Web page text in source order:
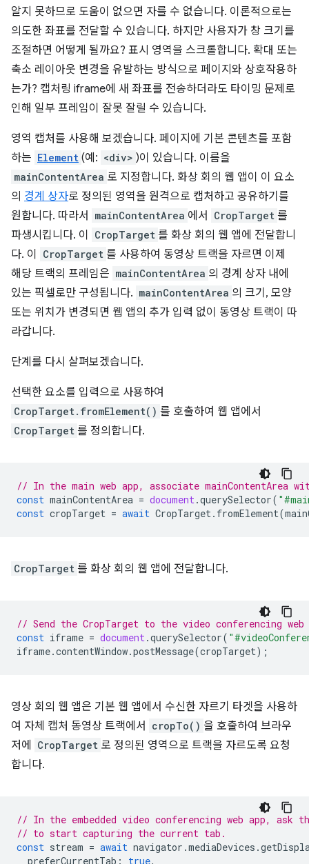
알지 못하므로 도움이 없으면 자를 수 없습니다. 이론적으로는
의도한 좌표를 전달할 수 있습니다. 하지만 사용자가 창 크기를
조절하면 어떻게 될까요? 표시 영역을 스크롤합니다. 확대 또는
축소 레이아웃 변경을 유발하는 방식으로 페이지와 상호작용하
는가? 캡처링 iframe에 새 좌표를 전송하더라도 타이밍 문제로
인해 일부 프레임이 잘못 잘릴 수 있습니다.
영역 캡처를 사용해 보겠습니다. 페이지에 기본 콘텐츠를 포함
하는 Element (예: <div> )이 있습니다. 이름을
mainContentArea 로 지정합니다. 화상 회의 웹 앱이 이 요소
의 경계 상자로 정의된 영역을 원격으로 캡처하고 공유하기를
원합니다. 따라서
mainContentArea 에서 CropTarget 를
파생시킵니다. 이
CropTarget 를 화상 회의 웹 앱에 전달합니
다. 이
CropTarget 를 사용하여 동영상 트랙을 자르면 이제
해당 트랙의 프레임은 mainContentArea 의 경계 상자 내에
있는 픽셀로만 구성됩니다. mainContentArea 의 크기, 모양
또는 위치가 변경되면 웹 앱의 추가 입력 없이 동영상 트랙이 따
라갑니다.
단계를 다시 살펴보겠습니다.
선택한 요소를 입력으로 사용하여
CropTarget.fromElement() 를 호출하여 웹 앱에서
CropTarget 를 정의합니다.
// In the main web app, associate mainContentArea
const mainContentArea = document .querySelector(
const cropTarget = await CropTarget . fromElement(
CropTarget 를 화상 회의 웹 앱에 전달합니다.
// Send the CropTarget to the video conferencing web
const iframe = document .querySelector(
iframe.contentWindow.postMessage(cropTarget);
영상 회의 웹 앱은 기본 웹 앱에서 수신한 자르기 타겟을 사용하
여 자체 캡처 동영상 트랙에서
cropTo() 을 호출하여 브라우
저에
CropTarget 로 정의된 영역으로 트랙을 자르도록 요청
합니다.
// In the embedded video conferencing web app, ask
// to start capturing the current tab.
const stream = await navigator .mediaDevices .
preferCurrentTab : true,